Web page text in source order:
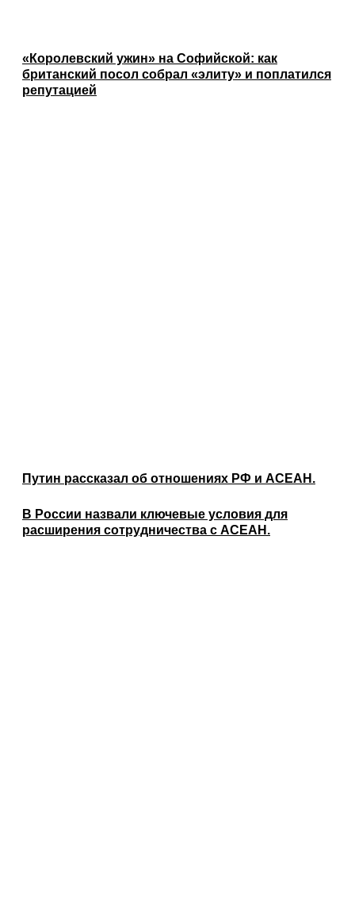
«Королевский ужин» на Софийской: как
британский посол собрал «элиту» и поплатился
репутацией
Путин рассказал об отношениях РФ и АСЕАН.
В России назвали ключевые условия для
расширения сотрудничества с АСЕАН.